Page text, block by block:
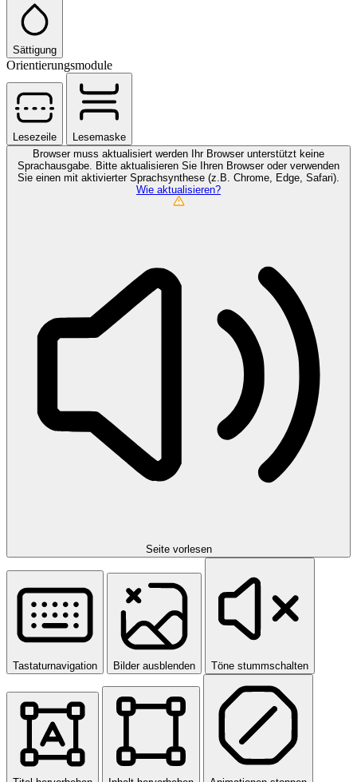
Sättigung
Orientierungsmodule
Lesezeile
Lesemaske
Browser muss aktualisiert werden Ihr Browser unterstützt keine
Sprachausgabe. Bitte aktualisieren Sie Ihren Browser oder verwenden
Sie einen mit aktivierter Sprachsynthese (z.B. Chrome, Edge, Safari).
Wie aktualisieren?
Seite vorlesen
Tastaturnavigation Bilder ausblenden Töne stummschalten